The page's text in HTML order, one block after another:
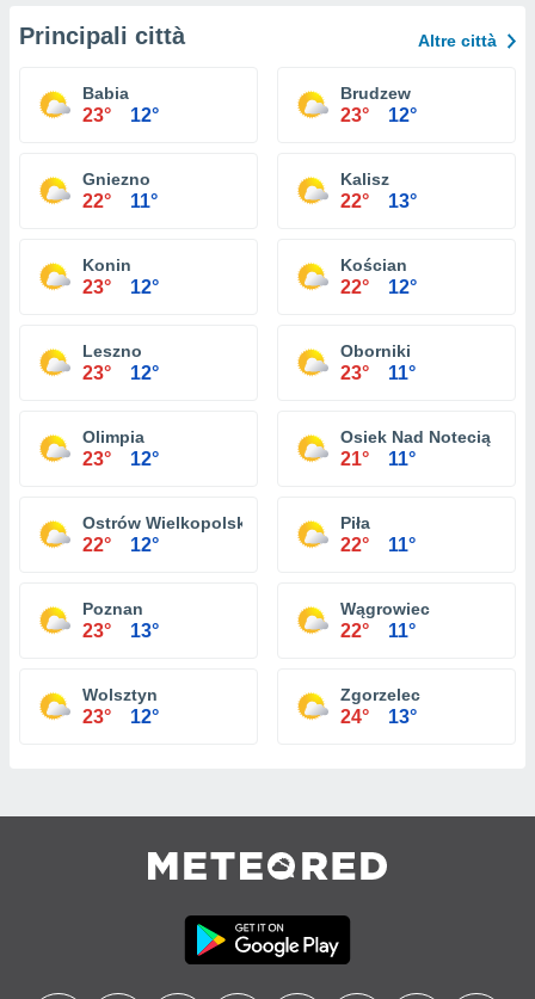
Principali città Altre città
Babia
23° 12°
Brudzew
23° 12°
Gniezno
22° 11°
Kalisz
22° 13°
Konin
23° 12°
Kościan
22° 12°
Leszno
23° 12°
Oborniki
23° 11°
Olimpia
23° 12°
Osiek Nad Notecią
21° 11°
Ostrów Wielkopolski
22° 12°
Piła
22° 11°
Poznan
23° 13°
Wągrowiec
22° 11°
Wolsztyn
23° 12°
Zgorzelec
24° 13°